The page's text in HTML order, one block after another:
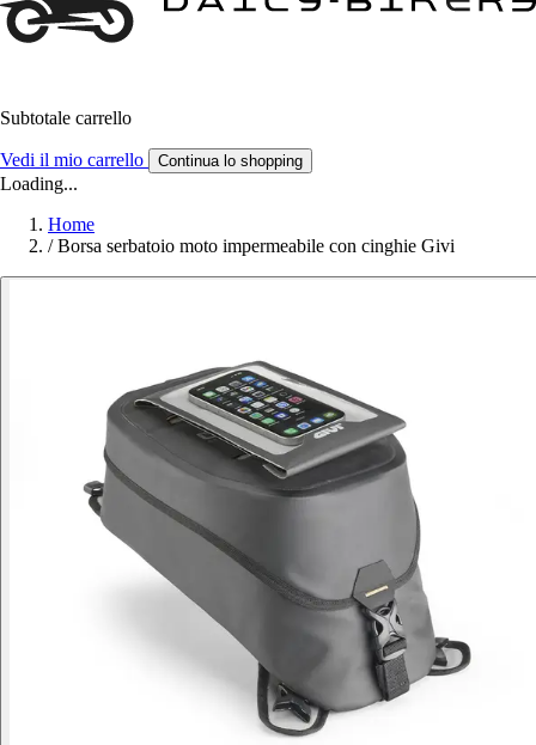
Subtotale carrello
Vedi il mio carrello Continua lo shopping
Loading...
Home
/ Borsa serbatoio moto impermeabile con cinghie Givi